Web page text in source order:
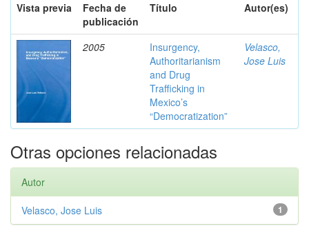
Vista previa
Fecha de
publicación
Título Autor(es)
2005
Insurgency,
Authoritarianism
and Drug
Trafficking in
Mexico’s
“Democratization”
Velasco,
Jose Luis
Otras opciones relacionadas
Autor
1
Velasco, Jose Luis